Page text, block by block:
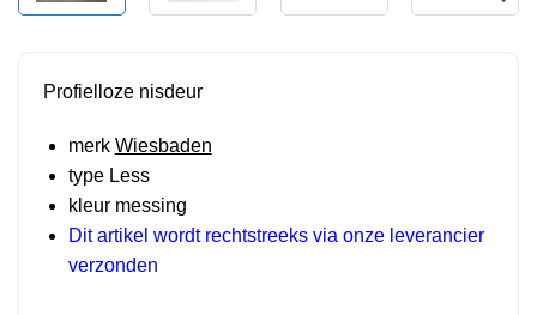
Profielloze nisdeur
merk Wiesbaden
type Less
kleur messing
Dit artikel wordt rechtstreeks via onze leverancier
verzonden